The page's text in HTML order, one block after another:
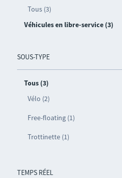
Tous (3)
Véhicules en libre-service (3)
SOUS-TYPE
Tous (3)
Vélo (2)
Free-floating (1)
Trottinette (1)
TEMPS RÉEL